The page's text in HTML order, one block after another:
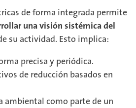
de forma integrada permite
una visión sistémica del
su actividad. Esto implica:
precisa y periódica.
de reducción basados en
ambiental como parte de un